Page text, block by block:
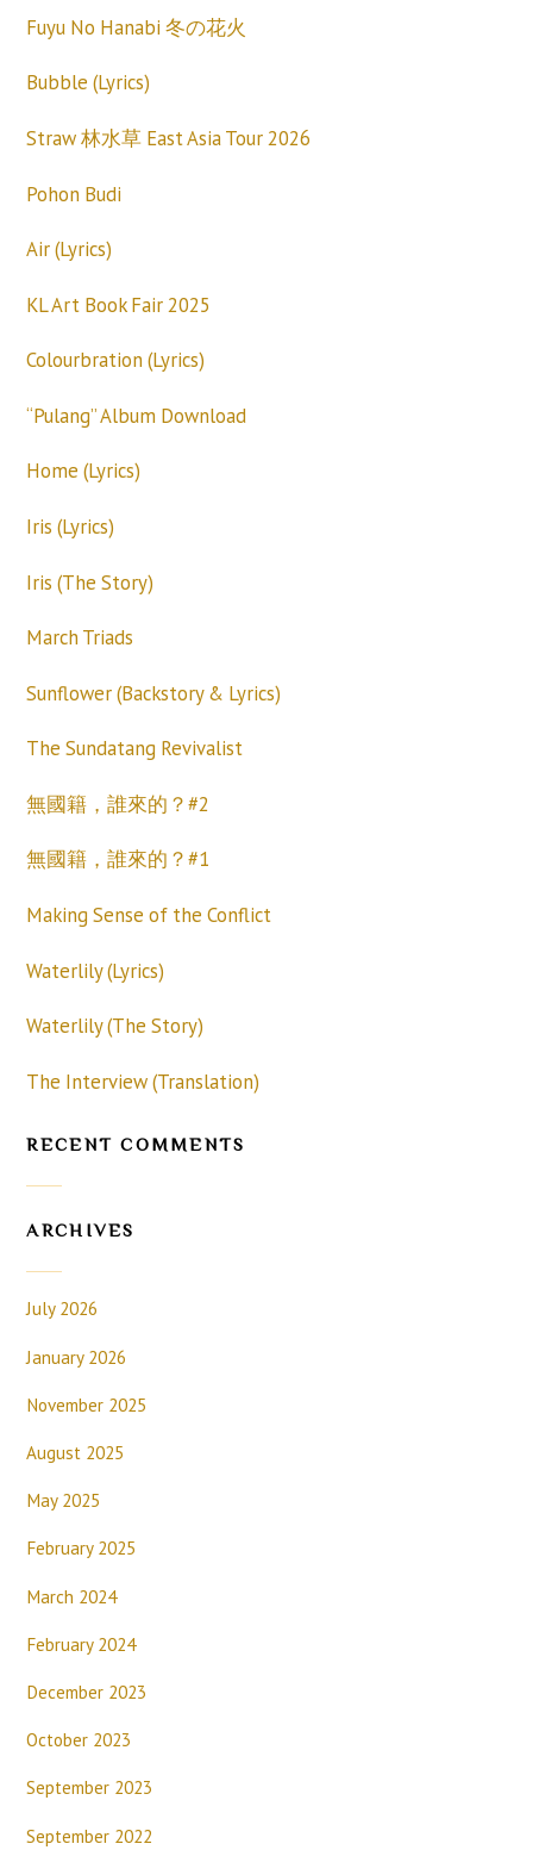
Fuyu No Hanabi 冬の花火
Bubble (Lyrics)
Straw 林水草 East Asia Tour 2026
Pohon Budi
Air (Lyrics)
KL Art Book Fair 2025
Colourbration (Lyrics)
“Pulang” Album Download
Home (Lyrics)
Iris (Lyrics)
Iris (The Story)
March Triads
Sunflower (Backstory & Lyrics)
The Sundatang Revivalist
無國籍，誰來的？#2
無國籍，誰來的？#1
Making Sense of the Conflict
Waterlily (Lyrics)
Waterlily (The Story)
The Interview (Translation)
RECENT COMMENTS
ARCHIVES
July 2026
January 2026
November 2025
August 2025
May 2025
February 2025
March 2024
February 2024
December 2023
October 2023
September 2023
September 2022